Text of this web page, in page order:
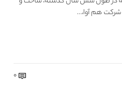
هم آوا،…
0